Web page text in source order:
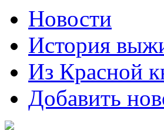
Новости
История
Из Красной
Добавить